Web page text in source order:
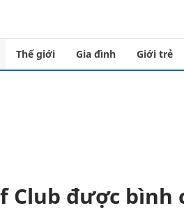
Thế giới Gia đình Giới trẻ
Club được bình